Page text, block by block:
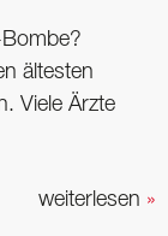
ältesten
Viele Ärzte
weiterlesen »